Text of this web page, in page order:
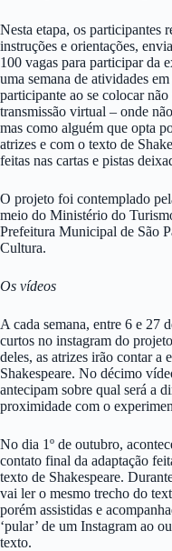
Nesta etapa, os participantes
instruções e orientações,
100 vagas para participar da
uma semana de atividades
participante ao se colocar
transmissão virtual – onde
mas como alguém que opta
atrizes e com o texto de
feitas nas cartas e pistas
O projeto foi contemplado
meio do Ministério do
Prefeitura Municipal de São
Cultura.
Os vídeos
A cada semana, entre 6 e 27
curtos no instagram do
deles, as atrizes irão contar a
Shakespeare. No décimo
antecipam sobre qual será a
proximidade com o
No dia 1º de outubro,
contato final da adaptação
texto de Shakespeare.
vai ler o mesmo trecho do
porém assistidas e
‘pular’ de um Instagram ao
texto.